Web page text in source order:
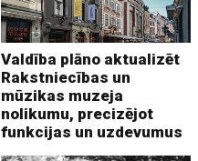
Valdība plāno aktualizēt
Rakstniecības un
mūzikas muzeja
nolikumu, precizējot
funkcijas un uzdevumus